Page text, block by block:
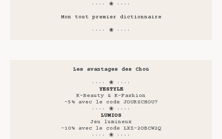
···· ❀ ····
Mon tout premier dictionnaire
···· ❀ ····
Les avantages des Chou
···· ❀ ····
YESTYLE
K-Beauty & K-Fashion
-5% avec le code JOURSCHOU7
···· ❀ ····
LUMIOS
Jeu lumineux
-10% avec le code LXZ-2OBCW2Q
···· ❀ ····